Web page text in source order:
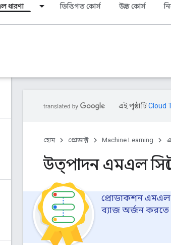
ধারণা ভিত্তিগত কোর্স উন্নত কোর্স
এই পৃষ্ঠাটিCloud
হোম প্রোডাক্ট Machine Learning
উত্পাদন এমএল
প্রোডাকশন এমএল
ব্যাজ অর্জন